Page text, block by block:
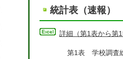
統計表（速報）
詳細（第1表から第
第1表 学校調